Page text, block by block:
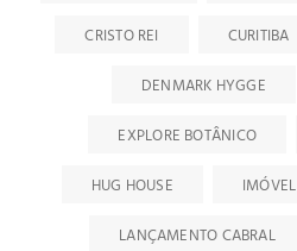
CRISTO REI
CURITIBA
DENMARK HYGGE
EXPLORE BOTÂNICO
HUG HOUSE
IMÓVEL
LANÇAMENTO CABRAL